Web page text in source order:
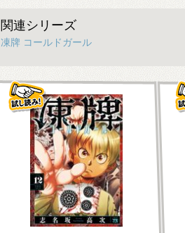
関連シリーズ
凍牌 コールドガール